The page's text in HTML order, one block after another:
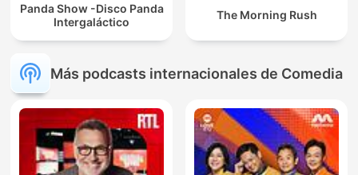
Panda Show -Disco Panda
Intergaláctico
The Morning Rush
Más podcasts internacionales de Comedia